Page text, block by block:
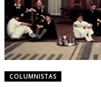
COLUMNISTAS